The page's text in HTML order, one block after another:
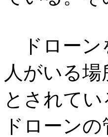
ドローン
人がいる
とされて
ドローン